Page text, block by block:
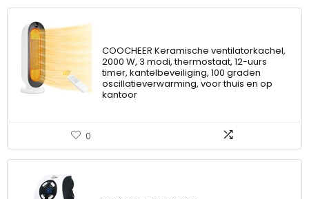
COOCHEER Keramische ventilatorkachel,
2000 W, 3 modi, thermostaat, 12-uurs
timer, kantelbeveiliging, 100 graden
oscillatieverwarming, voor thuis en op
kantoor
0